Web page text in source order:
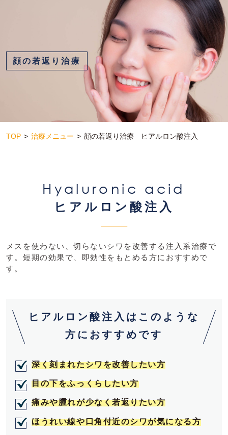
顔の若返り治療
TOP 治療メニュー 顔の若返り治療 ヒアルロン酸注入
Hyaluronic acid
ヒアルロン酸注入
メスを使わない、切らないシワを改善する注入系治療で
す。短期の効果で、即効性をもとめる方におすすめで
す。
ヒアルロン酸注入はこのような
方におすすめです
深く刻まれたシワを改善したい方
目の下をふっくらしたい方
痛みや腫れが少なく若返りたい方
ほうれい線や口角付近のシワが気になる方